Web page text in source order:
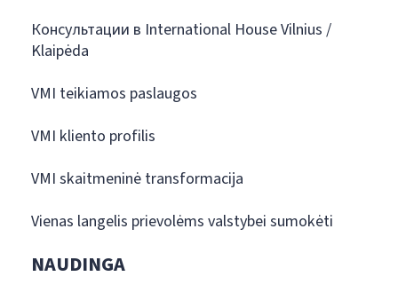
Консультации в International House Vilnius /
Klaipėda
VMI teikiamos paslaugos
VMI kliento profilis
VMI skaitmeninė transformacija
Vienas langelis prievolėms valstybei sumokėti
NAUDINGA